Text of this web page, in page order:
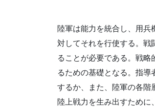
陸軍は能力を統合し、用
対してそれを行使する。戦
ることが必要である。戦
るための基礎となる。指
するか、また、陸軍の各階
陸上戦力を生み出すため